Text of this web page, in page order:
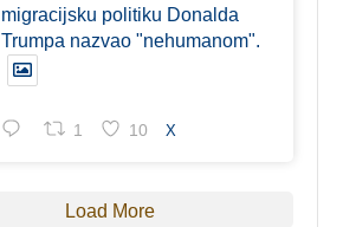
migracijsku politiku Donalda
Trumpa nazvao "nehumanom".
1 10 X
Load More